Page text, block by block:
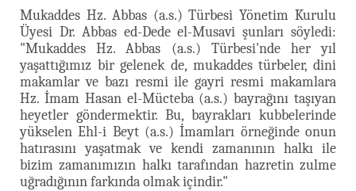
Mukaddes Hz. Abbas (a.s.) Türbesi Yönetim Kurulu
Üyesi Dr. Abbas ed-Dede el-Musavi şunları söyledi:
"Mukaddes Hz. Abbas (a.s.) Türbesi'nde her yıl
yaşattığımız bir gelenek de, mukaddes türbeler, dini
makamlar ve bazı resmi ile gayri resmi makamlara
Hz. İmam Hasan el-Mücteba (a.s.) bayrağını taşıyan
heyetler göndermektir. Bu, bayrakları kubbelerinde
yükselen Ehl-i Beyt (a.s.) İmamları örneğinde onun
hatırasını yaşatmak ve kendi zamanının halkı ile
bizim zamanımızın halkı tarafından hazretin zulme
uğradığının farkında olmak içindir."